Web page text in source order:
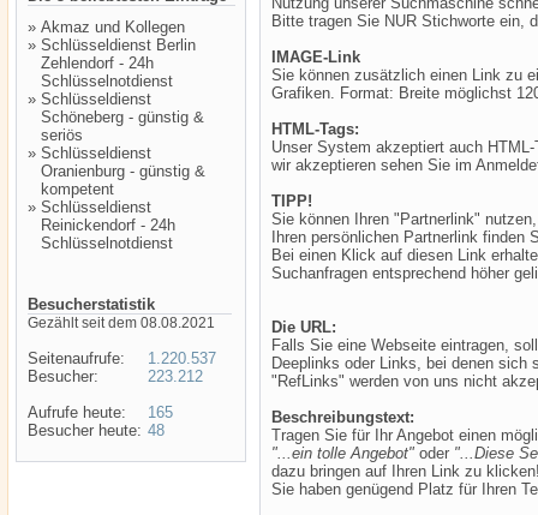
» Akmaz und Kollegen
» Schlüsseldienst Berlin
Zehlendorf - 24h
Schlüsselnotdienst
» Schlüsseldienst
Schöneberg - günstig &
seriös
» Schlüsseldienst
Oranienburg - günstig &
kompetent
» Schlüsseldienst
Reinickendorf - 24h
Schlüsselnotdienst
Besucherstatistik
Gezählt seit dem 08.08.2021
Seitenaufrufe:
Besucher:
Aufrufe heute:
Besucher heute:
1.220.537
223.212
165
48
Bitte tragen Sie NUR Stichworte ein,
IMAGE-Link
Sie können zusätzlich einen Link zu
Grafiken. Format: Breite möglichst
HTML-Tags:
Unser System akzeptiert auch
wir akzeptieren sehen Sie im
TIPP!
Sie können Ihren "Partnerlink"
Ihren persönlichen Partnerlink
Bei einen Klick auf diesen Link
Suchanfragen entsprechend höher
Die URL:
Falls Sie eine Webseite eintragen,
Deeplinks oder Links, bei denen sich
"RefLinks" werden von uns nicht
Beschreibungstext:
Tragen Sie für Ihr Angebot einen
"...ein tolle Angebot" oder "...Diese
dazu bringen auf Ihren Link zu
Sie haben genügend Platz für Ihren